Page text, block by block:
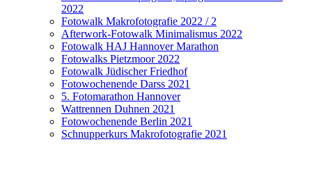
2022
Fotowalk Makrofotografie 2022 / 2
Afterwork-Fotowalk Minimalismus 2022
Fotowalk HAJ Hannover Marathon
Fotowalks Pietzmoor 2022
Fotowalk Jüdischer Friedhof
Fotowochenende Darss 2021
5. Fotomarathon Hannover
Wattrennen Duhnen 2021
Fotowochenende Berlin 2021
Schnupperkurs Makrofotografie 2021